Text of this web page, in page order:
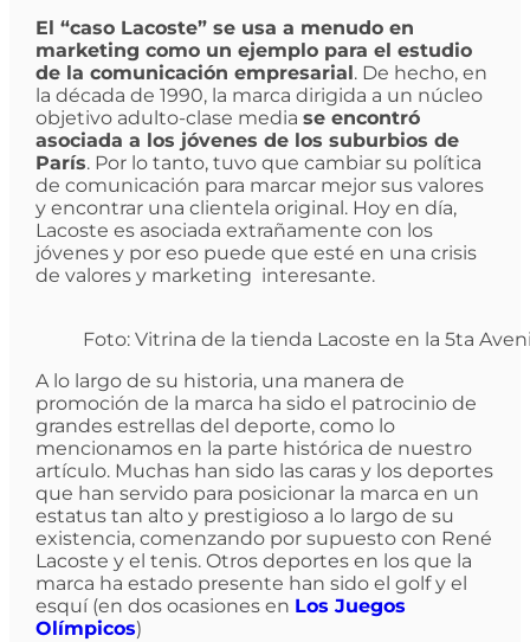
El “caso Lacoste” se usa a menudo en
marketing como un ejemplo para el estudio
de la comunicación empresarial . De hecho, en
la década de 1990, la marca dirigida a un núcleo
objetivo adulto-clase media se encontró
asociada a los jóvenes de los suburbios de
París. Por lo tanto, tuvo que cambiar su política
de comunicación para marcar mejor sus valores
y encontrar una clientela original. Hoy en día,
Lacoste es asociada extrañamente con los
jóvenes y por eso puede que esté en una crisis
de valores y marketing interesante.
Foto: Vitrina de la tienda Lacoste en la 5ta
A lo largo de su historia, una manera de
promoción de la marca ha sido el patrocinio de
grandes estrellas del deporte, como lo
mencionamos en la parte histórica de nuestro
artículo. Muchas han sido las caras y los deportes
que han servido para posicionar la marca en un
estatus tan alto y prestigioso a lo largo de su
existencia, comenzando por supuesto con René
Lacoste y el tenis. Otros deportes en los que la
marca ha estado presente han sido el golf y el
esquí (en dos ocasiones en Los Juegos
Olímpicos)